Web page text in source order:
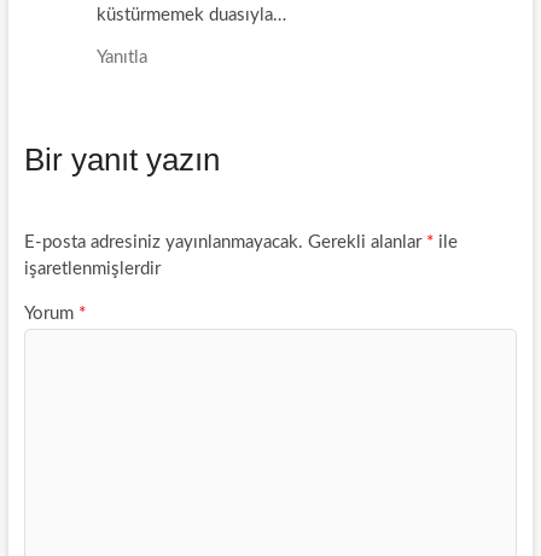
küstürmemek duasıyla…
Yanıtla
Bir yanıt yazın
E-posta adresiniz yayınlanmayacak. Gerekli alanlar *ile
işaretlenmişlerdir
Yorum *